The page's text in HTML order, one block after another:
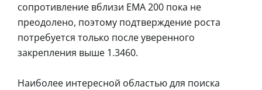
сопротивление вблизи EMA 200 пока не
преодолено, поэтому подтверждение роста
потребуется только после уверенного
закрепления выше 1.3460.
Наиболее интересной областью для поиска